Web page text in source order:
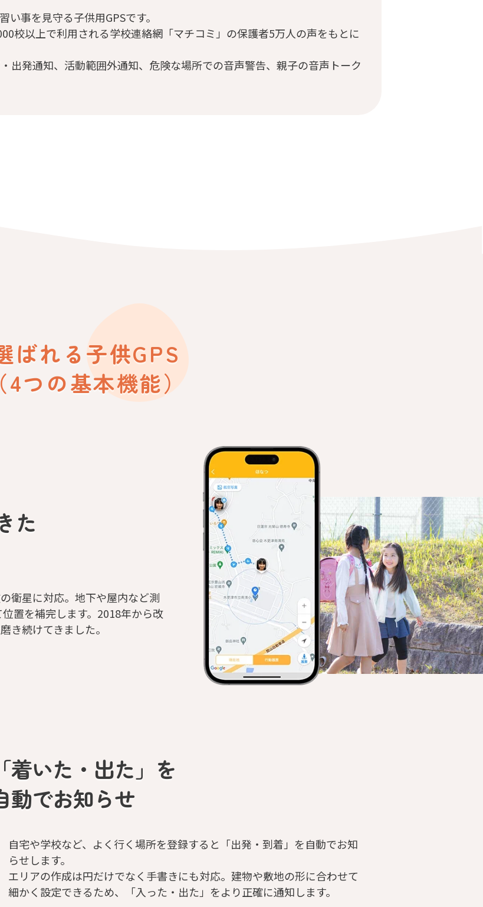
事を見守る子供用GPSです。
校以上で利用される学校連絡網「マチコミ」の保護者5万人の声をもとに
出発通知、活動範囲外通知、危険な場所での音声警告、親子の音声トーク
ばれる子供GPS
（4つの基本機能）
た
衛星に対応。地下や屋内など測
置を補完します。2018年から改
き続けてきました。
「着いた・出た」を
動でお知らせ
自宅や学校など、よく行く場所を登録すると「出発・到着」を自動でお知
らせします。
エリアの作成は円だけでなく手書きにも対応。建物や敷地の形に合わせて
細かく設定できるため、「入った・出た」をより正確に通知します。